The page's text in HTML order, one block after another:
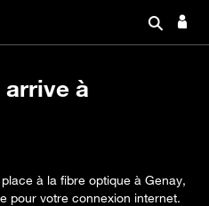
arrive à
à la fibre optique à Genay,
pour votre connexion internet.